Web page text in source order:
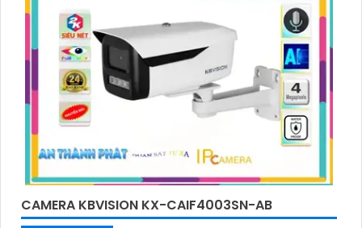
CAMERA KBVISION KX-CAIF4003SN-AB